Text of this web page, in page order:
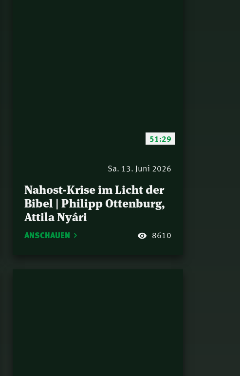
51:29
Sa. 13. Juni 2026
Nahost-Krise im Licht der
Bibel | Philipp Ottenburg,
Attila Nyári
ANSCHAUEN 8610